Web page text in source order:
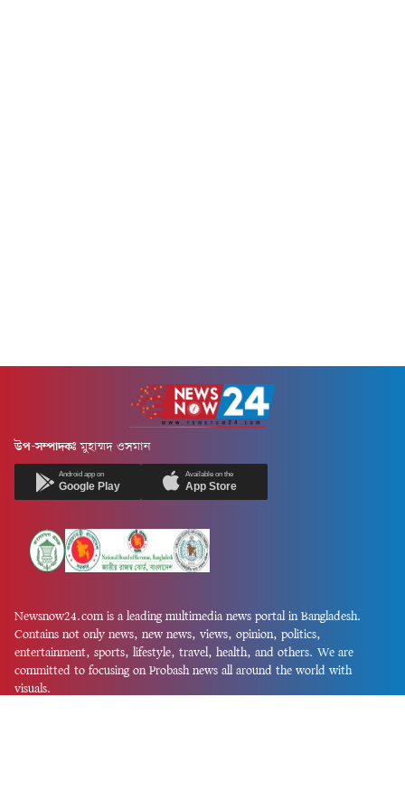
উপ-সম্পাদকঃ মুহাম্মদ ওসমান
Android app on
Google Play
Available on the
App Store
Newsnow24.com is a leading multimedia news portal in Bangladesh.
Contains not only news, new news, views, opinion, politics,
entertainment, sports, lifestyle, travel, health, and others. We are
committed to focusing on Probash news all around the world with
visuals.